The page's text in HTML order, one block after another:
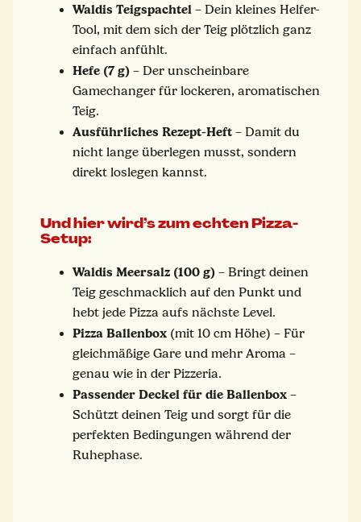
Waldis Teigspachtel – Dein kleines Helfer-
Tool, mit dem sich der Teig plötzlich ganz
einfach anfühlt.
Hefe (7 g) – Der unscheinbare
Gamechanger für lockeren, aromatischen
Teig.
Ausführliches Rezept-Heft – Damit du
nicht lange überlegen musst, sondern
direkt loslegen kannst.
Und hier wird’s zum echten Pizza-
Setup:
Waldis Meersalz (100 g) – Bringt deinen
Teig geschmacklich auf den Punkt und
hebt jede Pizza aufs nächste Level.
Pizza Ballenbox (mit 10 cm Höhe) – Für
gleichmäßige Gare und mehr Aroma –
genau wie in der Pizzeria.
Passender Deckel für die Ballenbox –
Schützt deinen Teig und sorgt für die
perfekten Bedingungen während der
Ruhephase.